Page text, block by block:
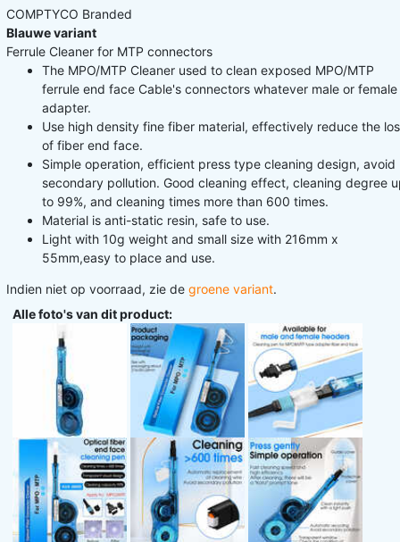
COMPTYCO Branded
Blauwe variant
Ferrule Cleaner for MTP connectors
The MPO/MTP Cleaner used to clean exposed MPO/MTP
ferrule end face Cable's connectors whatever male or female
adapter.
Use high density fine fiber material, effectively reduce the
of fiber end face.
Simple operation, efficient press type cleaning design, avoid
secondary pollution. Good cleaning effect, cleaning degree
to 99%, and cleaning times more than 600 times.
Material is anti-static resin, safe to use.
Light with 10g weight and small size with 216mm x
55mm,easy to place and use.
Indien niet op voorraad, zie de groene variant.
Alle foto's van dit product: